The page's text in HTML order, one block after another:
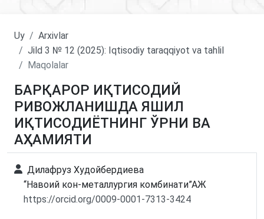
Uy
Arxivlar
Jild 3 № 12 (2025): Iqtisodiy taraqqiyot va tahlil
Maqolalar
БАРҚАРОР ИҚТИСОДИЙ
РИВОЖЛАНИШДА ЯШИЛ
ИҚТИСОДИЁТНИНГ ЎРНИ ВА
АҲАМИЯТИ
Дилафруз Худойбердиева
“Навоий кон-металлургия комбинати”АЖ
https://orcid.org/0009-0001-7313-3424